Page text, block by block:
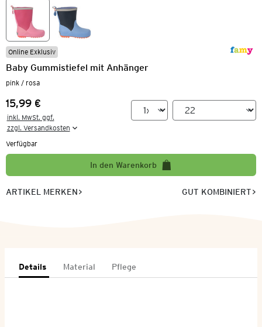
Online Exklusiv
Baby Gummistiefel mit Anhänger
pink / rosa
Preis:
15,99 €
inkl. MwSt. ggf.
zzgl. Versandkosten
Verfügbar
In den Warenkorb
ARTIKEL MERKEN GUT KOMBINIERT
Details Material Pflege